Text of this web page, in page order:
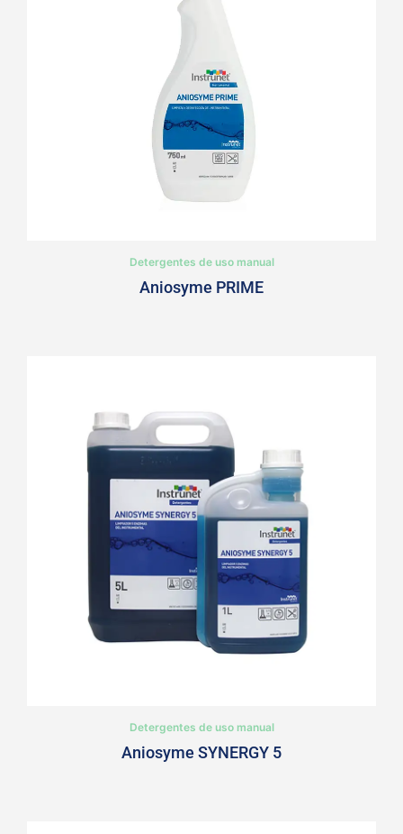
Detergentes de uso manual
Aniosyme PRIME
Detergentes de uso manual
Aniosyme SYNERGY 5